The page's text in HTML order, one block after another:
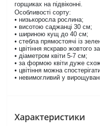
горщиках на підвіконні.
Особливості сорту:
• низькоросла рослина;
• висотою саджанці 30 см;
• шириною кущ до 40 см;
• стебла прямостоячі із
• цвітіння яскраво жовтого
• діаметром квіти 5-7 см;
• за формою квіти дуже
• цвітіння можна
• невимогливий у
Характеристики